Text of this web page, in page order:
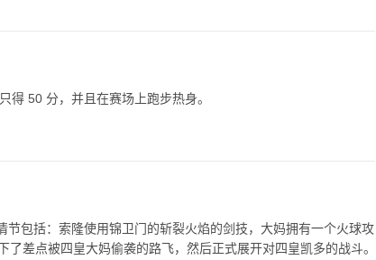
得 50 分，并且在赛场上跑步热身。
包括：索隆使用锦卫门的斩裂火焰的剑技，大妈拥有一个火球攻
了差点被四皇大妈偷袭的路飞，然后正式展开对四皇凯多的战斗。